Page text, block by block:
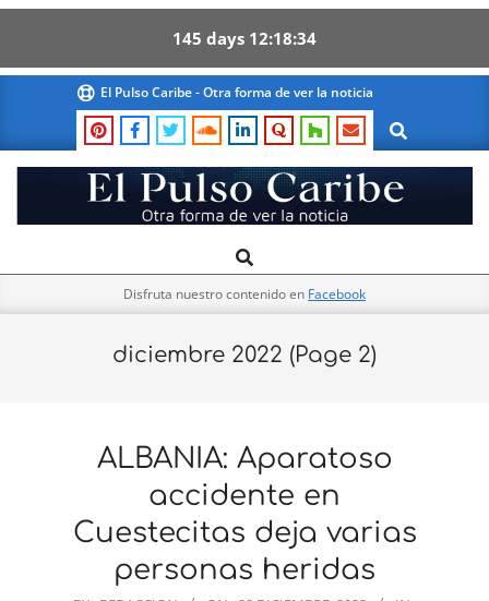
145 days 12 18 33
content
El Pulso Caribe - Otra forma de ver la noticia
Search
El
Pulso
Navigation
Search
Disfruta nuestro contenido en Facebook
diciembre 2022 (Page 2)
ALBANIA: Aparatoso
accidente en
Cuestecitas deja varias
personas heridas